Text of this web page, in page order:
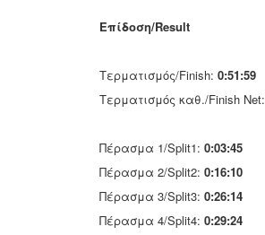
Επίδοση/Result
Τερματισμός/Finish:0:51:59
Τερματισμός καθ./Finish Net:
Πέρασμα 1/Split1:0:03:45
Πέρασμα 2/Split2:0:16:10
Πέρασμα 3/Split3:0:26:14
Πέρασμα 4/Split4:0:29:24